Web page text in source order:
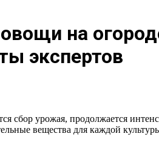
на
экспертов
сбор урожая, продолжается
вещества для каждой